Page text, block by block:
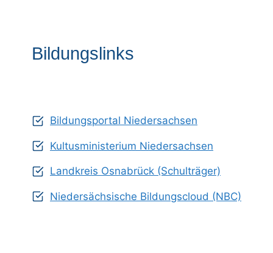
Bildungslinks
Bildungsportal Niedersachsen
Kultusministerium Niedersachsen
Landkreis Osnabrück (Schulträger)
Niedersächsische Bildungscloud (NBC)